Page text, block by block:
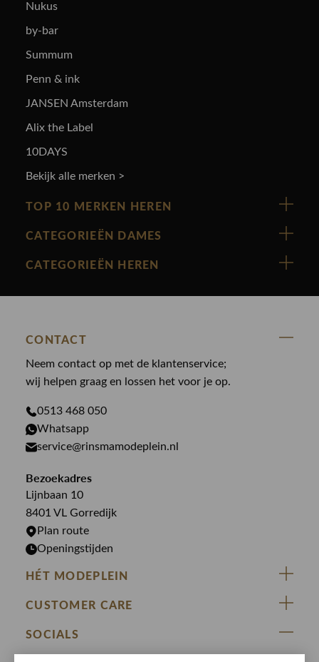
Nukus
by-bar
Summum
Penn & ink
JANSEN Amsterdam
Alix the Label
10DAYS
Bekijk alle merken >
TOP 10 MERKEN HEREN
Vanguard
Cast Iron
Paul en Shark
Genti
PME Legend
Butcher of Blue
Bekijk alle merken >
CATEGORIEËN DAMES
Nieuw binnen
Blouses
Broeken
Gilets
Jassen
Jeans
Jurken
Rokken
CATEGORIEËN HEREN
Broeken
Colberts
Giftcards
Jassen
Overhemden
T-shirts
CONTACT
Neem contact op met de klantenservice;
wij helpen graag en lossen het voor je op.
0513 468 050
Whatsapp
service@rinsmamodeplein.nl
Bezoekadres
Lijnbaan 10
8401 VL Gorredijk
Plan route
Openingstijden
HÉT MODEPLEIN
ZIJ VAN RINSMA
DE HEEREN VAN RINSMA
RINSMA.CONCEPTS
CUSTOMER CARE
Veelgestelde vragen
Retourneren & Ruilen
SOCIALS